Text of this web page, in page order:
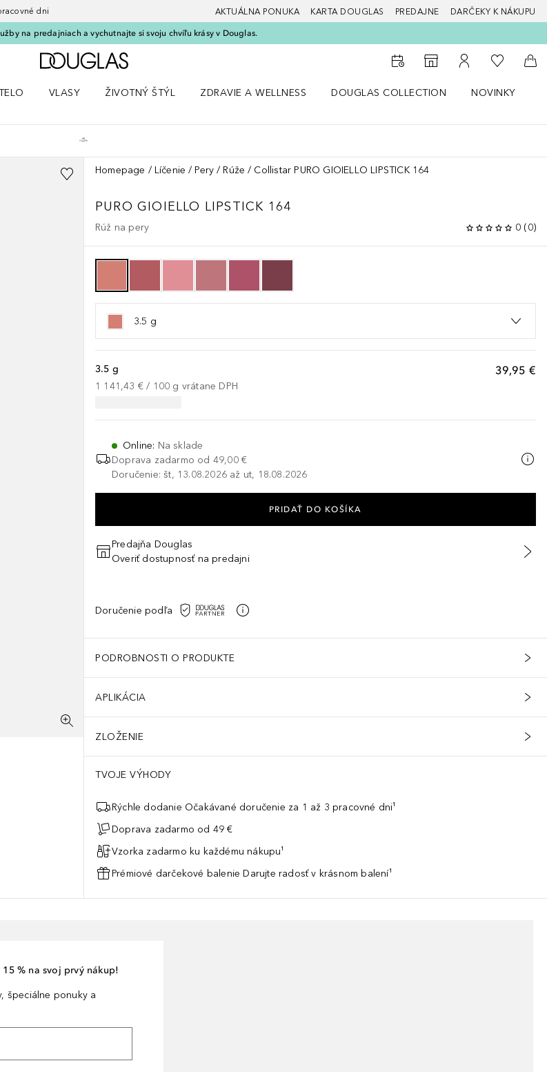
dni AKTUÁLNA PONUKA KARTA DOUGLAS PREDAJNE DARČEKY K NÁKUPU
na predajniach a vychutnajte si svoju chvíľu krásy v Douglas.
Domov
Do vyhľadávača predajní
Do môjho účtu
Do môjho
Do
VLASY
ŽIVOTNÝ ŠTÝL
ZDRAVIE A WELLNESS
DOUGLAS COLLECTION
NOVINKY
Homepage Líčenie Pery Rúže Collistar PURO GIOIELLO LIPSTICK 164
PURO GIOIELLO LIPSTICK 164
Rúž na pery 0 (0)
3.5 g
39,95 €
3.5 g
1 141,43 € / 100 g vrátane DPH
Online: Na sklade
Doprava zadarmo od 49,00 €
Doručenie: št, 13.08.2026 až ut, 18.08.2026
PRIDAŤ DO KOŠÍKA
Predajňa Douglas
Overiť dostupnosť na predajni
Doručenie podľa
PODROBNOSTI O PRODUKTE
APLIKÁCIA
ZLOŽENIE
TVOJE VÝHODY
Rýchle dodanie Očakávané doručenie za 1 až 3 pracovné dni¹
Doprava zadarmo od 49 €
Vzorka zadarmo ku každému nákupu¹
Prémiové darčekové balenie Darujte radosť v krásnom balení¹
% na svoj prvý nákup!
špeciálne ponuky a